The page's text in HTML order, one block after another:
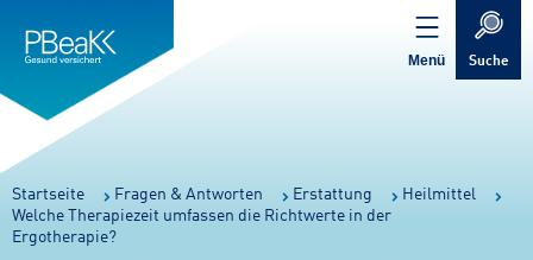
springen
springen
Verweis
zur
Menü Suche
Sie
sind
Startseite Fragen & Antworten Erstattung
Heilmittel
Welche Therapiezeit umfassen die Richtwerte in der
Ergotherapie?